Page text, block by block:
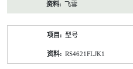
飞雪
型号
RS4621FLJK1